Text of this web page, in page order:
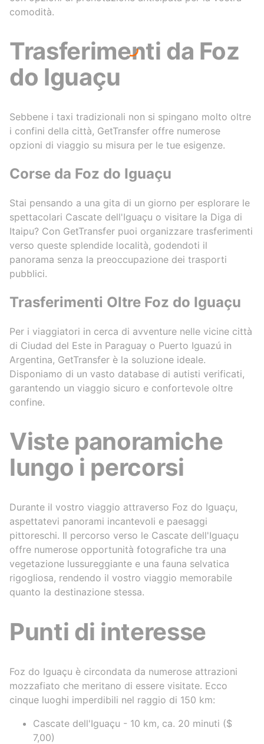
comodità.
Trasferimenti da Foz
do Iguaçu
Sebbene i taxi tradizionali non si spingano molto oltre
i confini della città, GetTransfer offre numerose
opzioni di viaggio su misura per le tue esigenze.
Corse da Foz do Iguaçu
Stai pensando a una gita di un giorno per esplorare le
spettacolari Cascate dell'Iguaçu o visitare la Diga di
Itaipu? Con GetTransfer puoi organizzare trasferimenti
verso queste splendide località, godendoti il
panorama senza la preoccupazione dei trasporti
pubblici.
Trasferimenti Oltre Foz do Iguaçu
Per i viaggiatori in cerca di avventure nelle vicine città
di Ciudad del Este in Paraguay o Puerto Iguazú in
Argentina, GetTransfer è la soluzione ideale.
Disponiamo di un vasto database di autisti verificati,
garantendo un viaggio sicuro e confortevole oltre
confine.
Viste panoramiche
lungo i percorsi
Durante il vostro viaggio attraverso Foz do Iguaçu,
aspettatevi panorami incantevoli e paesaggi
pittoreschi. Il percorso verso le Cascate dell'Iguaçu
offre numerose opportunità fotografiche tra una
vegetazione lussureggiante e una fauna selvatica
rigogliosa, rendendo il vostro viaggio memorabile
quanto la destinazione stessa.
Punti di interesse
Foz do Iguaçu è circondata da numerose attrazioni
mozzafiato che meritano di essere visitate. Ecco
cinque luoghi imperdibili nel raggio di 150 km:
Cascate dell'Iguaçu - 10 km, ca. 20 minuti ($
7,00)